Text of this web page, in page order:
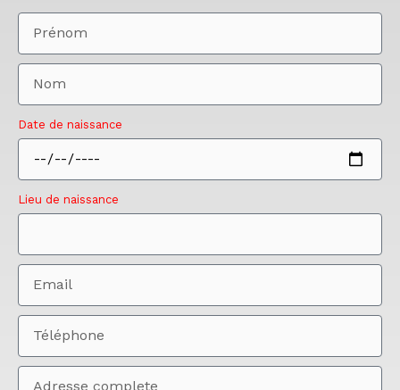
Date de naissance
Lieu de naissance